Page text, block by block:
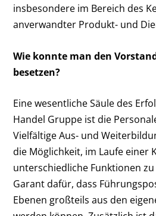
insbesondere im Bereich des
anverwandter Produkt- und
Wie konnte man den
besetzen?
Eine wesentliche Säule des
Handel Gruppe ist die
Vielfältige Aus- und
die Möglichkeit, im Laufe einer
unterschiedliche Funktionen
Garant dafür, dass
Ebenen großteils aus den